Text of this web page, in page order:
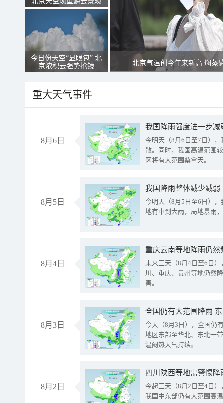
今日份天空“显眼包” 北
京浓积云强势抢镜
北京气温创今年来新高 焖蒸
重大天气事件
8月6日
今明天（8月6日至7日）
散。同时，我国高温范围
区将有大范围桑拿天。
8月5日
我国降雨整体减少减弱
今明天（8月5日至6日）
地有中到大雨，局地暴雨
8月4日
重庆云南等地降雨仍然
未来三天（8月4日至6日
川、重庆、贵州等地仍然
害。
8月3日
全国仍有大范围降雨
今天（8月3日），全国仍
地区东部至华北、东北一
温闷热天气持续。
8月2日
今起三天（8月2日至4日
我国中东部仍有大范围高